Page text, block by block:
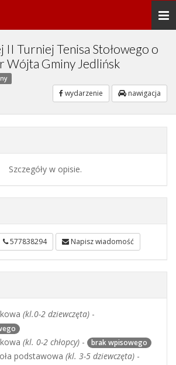
II Turniej Tenisa Stołowego o
Wójta Gminy Jedlińsk
wydarzenie nawigacja
Szczegóły w opisie.
577838294 Napisz wiadomość
(kl.0-2 dziewczęta) -
(kl. 0-2 chłopcy) - brak wpisowego
podstawowa (kl. 3-5 dziewczęta) -